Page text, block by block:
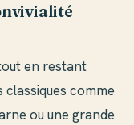
en restant
classiques comme
ou une grande